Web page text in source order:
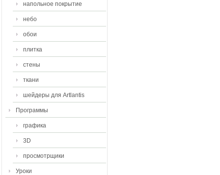
напольное покрытие
небо
обои
плитка
стены
ткани
шейдеры для Artlantis
Программы
графика
3D
просмотрщики
Уроки